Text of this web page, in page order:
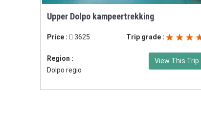
Upper Dolpo kampeertrekking
Price : 3625 Trip grade :
Region :
Dolpo regio
View This Trip